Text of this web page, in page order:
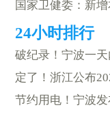
国家卫健委：新
定了！浙江公布
节约用电！宁波